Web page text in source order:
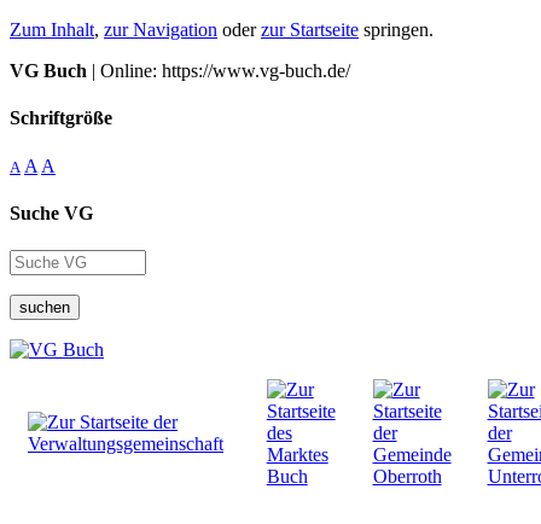
Zum Inhalt, zur Navigation oderzur Startseite springen.
VG Buch | Online: https://www.vg-buch.de/
Schriftgröße
A A A
Suche VG
suchen